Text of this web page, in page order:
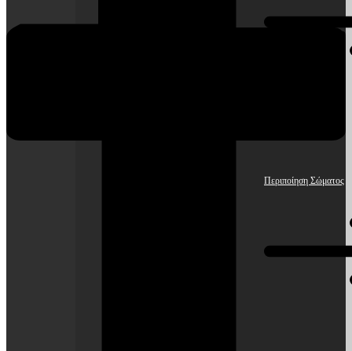
Περιποίηση Σώματος